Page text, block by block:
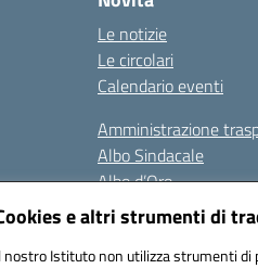
e altri strumenti di
nostro Istituto non utilizza strumenti di
Le notizie
Le circolari
Calendario eventi
Amministrazione
Albo Sindacale
Albo d’Oro
Sicurezza
Erasmus